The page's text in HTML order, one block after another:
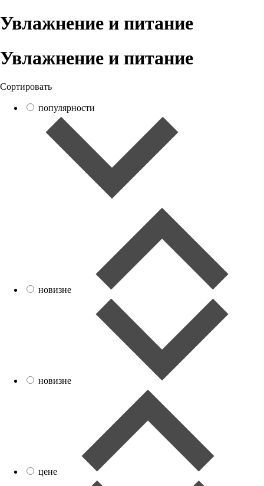
Увлажнение и питание
Увлажнение и питание
Сортировать
популярности
новизне
новизне
цене